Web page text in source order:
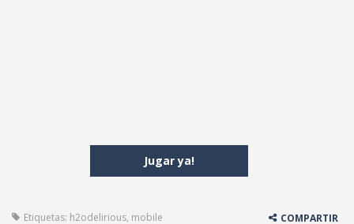
Jugar ya!
Etiquetas: h2odelirious, mobile COMPARTIR